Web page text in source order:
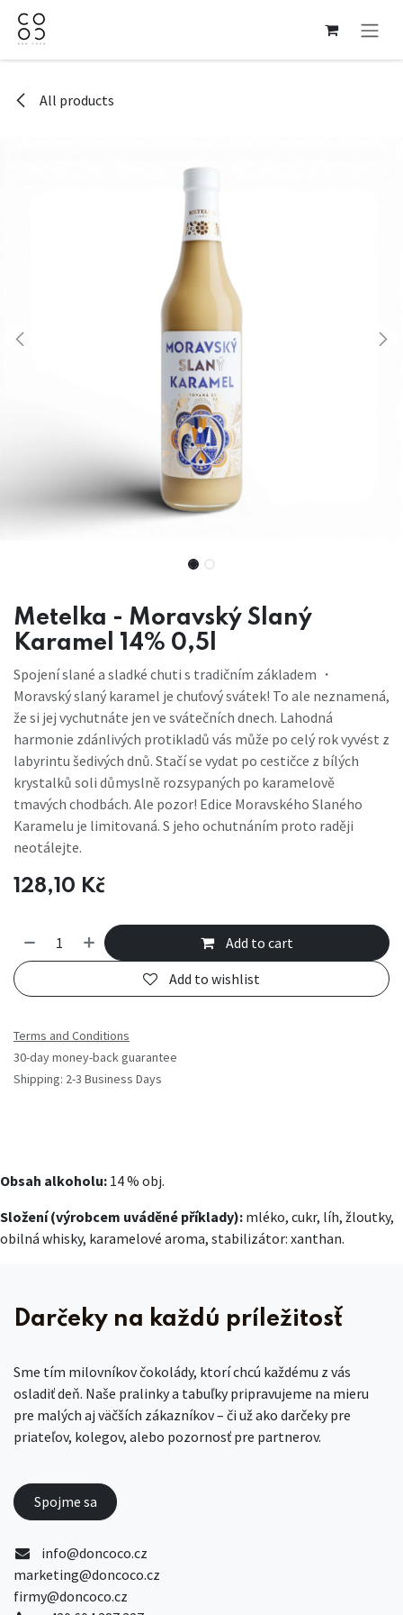
Skip to Content
All products
Metelka - Moravský Slaný
Karamel 14% 0,5l
Spojení slané a sladké chuti s tradičním základem ・
Moravský slaný karamel je chuťový svátek! To ale neznamená,
že si jej vychutnáte jen ve svátečních dnech. Lahodná
harmonie zdánlivých protikladů vás může po celý rok vyvést z
labyrintu šedivých dnů. Stačí se vydat po cestičce z bílých
krystalků soli důmyslně rozsypaných po karamelově
tmavých chodbách. Ale pozor! Edice Moravského Slaného
Karamelu je limitovaná. S jeho ochutnáním proto raději
neotálejte.
128,10 Kč
Add to cart
Add to wishlist
Terms and Conditions
30-day money-back guarantee
Shipping: 2-3 Business Days
Obsah alkoholu: 14 % obj.
Složení (výrobcem uváděné příklady): mléko, cukr, líh, žloutky,
obilná whisky, karamelové aroma, stabilizátor: xanthan.
Darčeky na každú príležitosť
Sme tím milovníkov čokolády, ktorí chcú každému z vás
osladiť deň. Naše pralinky a tabuľky pripravujeme na mieru
pre malých aj väčších zákazníkov – či už ako darčeky pre
priateľov, kolegov, alebo pozornosť pre partnerov.
Spojme sa
info@doncoco.cz
marketing@doncoco.cz
firmy@doncoco.cz